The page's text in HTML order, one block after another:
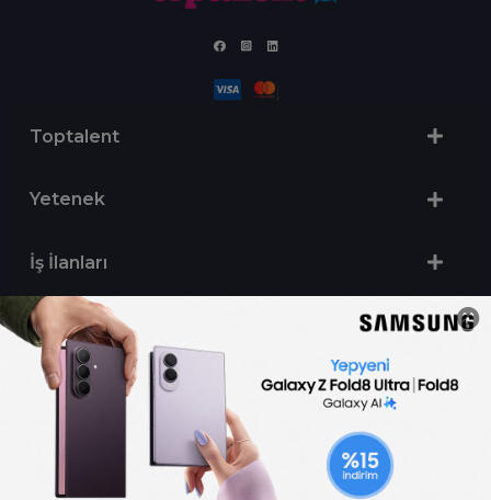
Toptalent
Yetenek
İş İlanları
Sertifika Programları
Yetenek Testleri